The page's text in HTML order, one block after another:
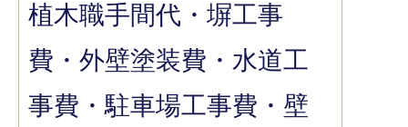
植木職手間代・塀工事
費・外壁塗装費・水道工
事費・駐車場工事費・壁